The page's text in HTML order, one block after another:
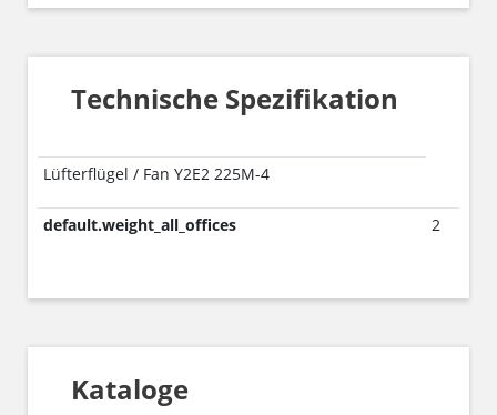
Technische Spezifikation
Lüfterflügel / Fan Y2E2 225M-4
default.weight_all_offices 2
Kataloge